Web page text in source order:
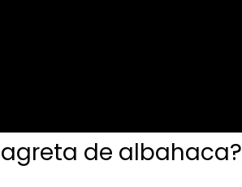
de albahaca?